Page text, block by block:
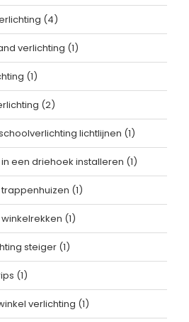
(4)
verlichting (1)
(1)
(2)
lichtlijnen (1)
een driehoek installeren (1)
(1)
(1)
steiger (1)
(1)
verlichting (1)